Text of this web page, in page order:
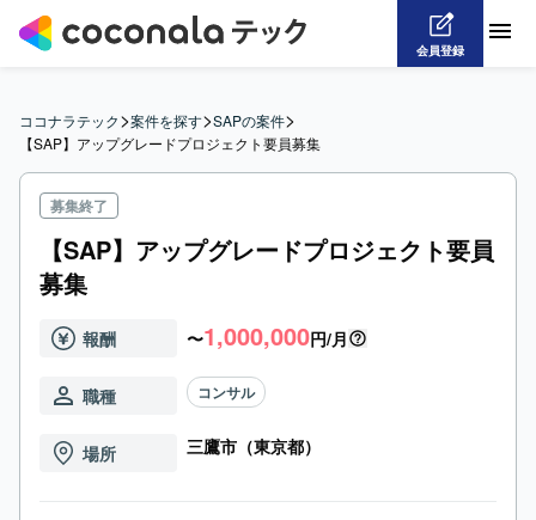
会員登録
ココナラテック>案件を探す>SAPの案件>
【SAP】アップグレードプロジェクト要員募集
募集終了
【SAP】アップグレードプロジェクト要員
募集
報酬 〜1,000,000円/月
職種 コンサル
場所 三鷹市（東京都）